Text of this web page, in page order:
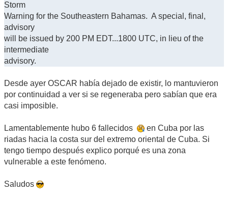
Storm
Warning for the Southeastern Bahamas. A special, final,
advisory
will be issued by 200 PM EDT...1800 UTC, in lieu of the
intermediate
advisory.
Desde ayer OSCAR había dejado de existir, lo mantuvieron
por continuidad a ver si se regeneraba pero sabían que era
casi imposible.
Lamentablemente hubo 6 fallecidos
en Cuba por las
riadas hacia la costa sur del extremo oriental de Cuba. Si
tengo tiempo después explico porqué es una zona
vulnerable a este fenómeno.
Saludos